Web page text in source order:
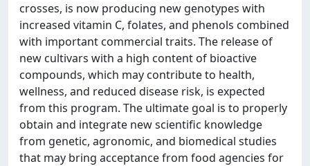
crosses, is now producing new genotypes with
increased vitamin C, folates, and phenols combined
with important commercial traits. The release of
new cultivars with a high content of bioactive
compounds, which may contribute to health,
wellness, and reduced disease risk, is expected
from this program. The ultimate goal is to properly
obtain and integrate new scientific knowledge
from genetic, agronomic, and biomedical studies
that may bring acceptance from food agencies for